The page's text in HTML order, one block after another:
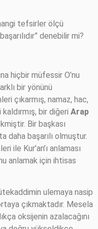
tefsirler ölçü
denebilir mi?
hiçbir müfessir O’nu
bir yönünü
çıkarmış, namaz, hac,
bir diğeri Arap
Bir başkası
daha başarılı olmuştur.
ile Kur’an’ı anlaması
anlamak için ihtisas
ulemaya nasip
çıkmaktadır. Mesela
oksijenin azalacağını